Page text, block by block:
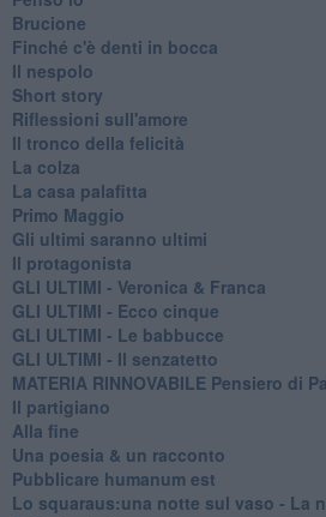
Brucione
Finché c'è denti in bocca
Il nespolo
Short story
Riflessioni sull'amore
Il tronco della felicità
La colza
La casa palafitta
Primo Maggio
Gli ultimi saranno ultimi
Il protagonista
GLI ULTIMI - Veronica & Franca
GLI ULTIMI - Ecco cinque
GLI ULTIMI - Le babbucce
GLI ULTIMI - Il senzatetto
MATERIA RINNOVABILE Pensiero di
Il partigiano
Alla fine
Una poesia & un racconto
Pubblicare humanum est
Lo squaraus:una notte sul vaso - La